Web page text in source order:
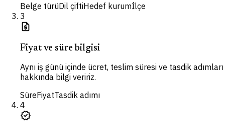
Belge türüDil çiftiHedef kurumİlçe
3
request_quote
Fiyat ve süre bilgisi
Aynı iş günü içinde ücret, teslim süresi ve tasdik adımları
hakkında bilgi veririz.
SüreFiyatTasdik adımı
4
verified